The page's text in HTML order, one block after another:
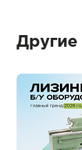
Другие